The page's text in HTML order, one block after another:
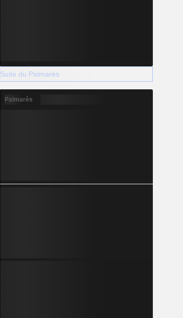
Suite du Palmarès
Palmarès